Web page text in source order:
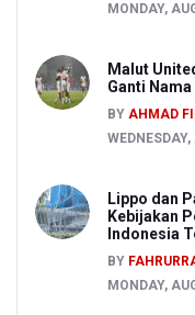
MONDAY,
Malut
Ganti
BY AHMAD
Lippo dan
Kebijakan
Indonesia
BY
MONDAY,